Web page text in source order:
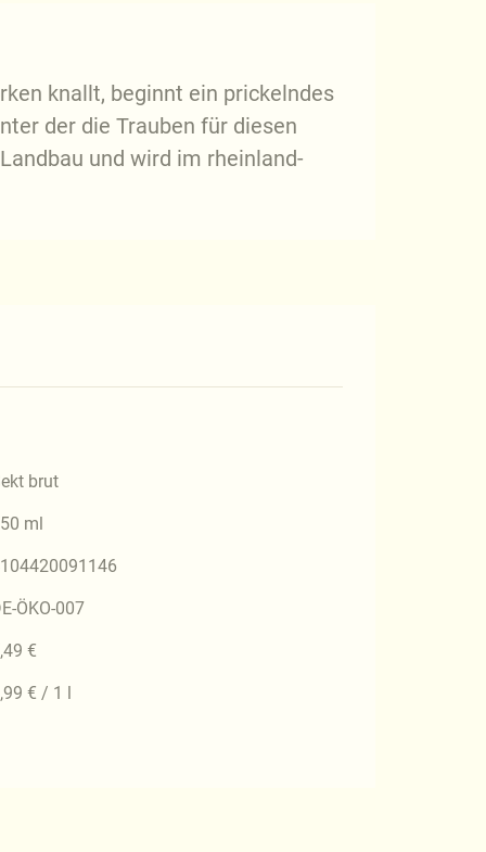
knallt, beginnt ein prickelndes
der die Trauben für diesen
und wird im rheinland-
brut
ml
ÖKO-007
€
€ / 1 l